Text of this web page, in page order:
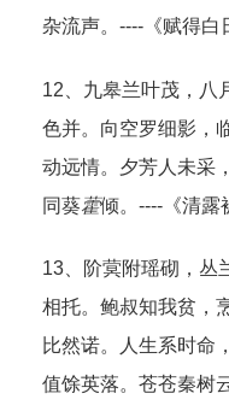
杂流声。----《赋得白
12、九皋兰叶茂，八
色并。向空罗细影，
动远情。夕芳人未采
同葵藿倾。----《清露
13、阶蓂附瑶砌，丛
相托。鲍叔知我贫，
比然诺。人生系时命
值馀英落。苍苍秦树